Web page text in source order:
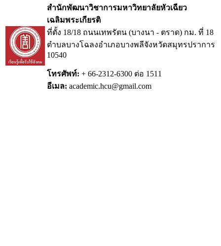
สำนักพัฒนาวิชาการมหาวิทยาลัยหัวเฉียว
เฉลิมพระเกียรติ
ที่ตั้ง 18/18 ถนนเทพรัตน (บางนา - ตราด) กม. ที่ 18
ตำบลบางโฉลงอำเภอบางพลีจังหวัดสมุทรปราการ
10540
โทรศัพท์: + 66-2312-6300 ต่อ 1511
อีเมล: academic.hcu@gmail.com